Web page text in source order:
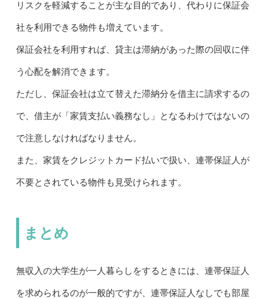
リスクを軽減することが主な目的であり、代わりに保証会
社を利用できる物件も増えています。
保証会社を利用すれば、貸主は滞納があった際の回収に伴
う心配を解消できます。
ただし、保証会社は立て替えた滞納分を借主に請求するの
で、借主が「家賃支払い義務なし」となるわけではないの
で注意しなければなりません。
また、家賃をクレジットカード払いで扱い、連帯保証人が
不要とされている物件も見受けられます。
まとめ
無収入の大学生が一人暮らしをするときには、連帯保証人
を求められるのが一般的ですが、連帯保証人なしでも部屋